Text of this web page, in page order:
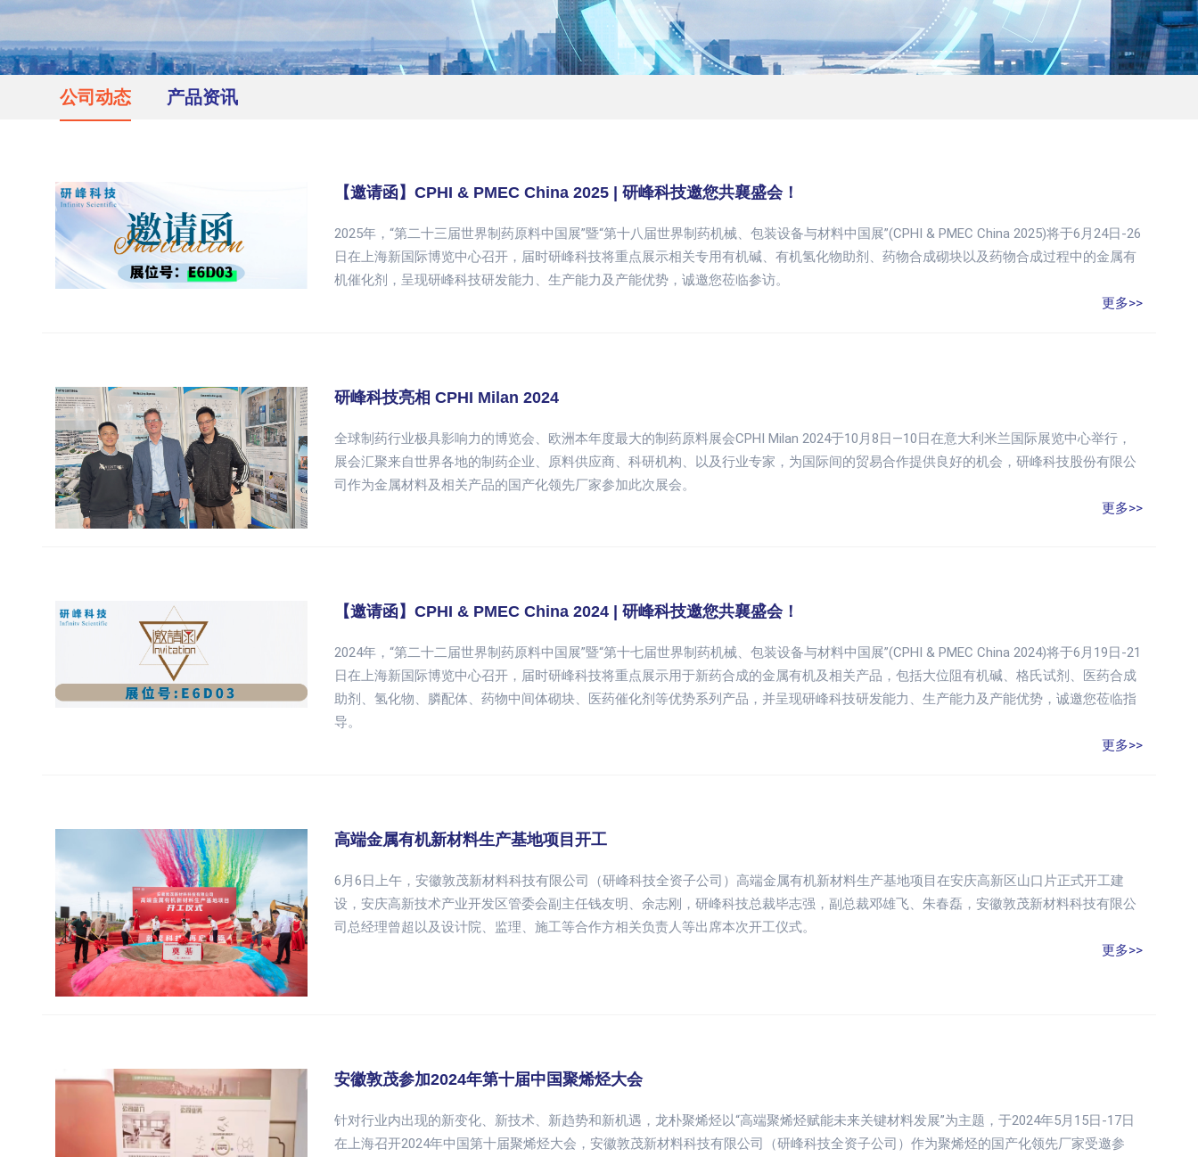
公司动态 产品资讯
【邀请函】CPHI & PMEC China 2025 | 研峰科技邀您共襄盛会！
2025年，“第二十三届世界制药原料中国展”暨“第十八届世界制药机械、包装设备与材料中国展”(CPHI & PMEC China 2025)将于6月24日-26
日在上海新国际博览中心召开，届时研峰科技将重点展示相关专用有机碱、有机氢化物助剂、药物合成砌块以及药物合成过程中的金属有
机催化剂，呈现研峰科技研发能力、生产能力及产能优势，诚邀您莅临参访。
更多>>
研峰科技亮相 CPHI Milan 2024
全球制药行业极具影响力的博览会、欧洲本年度最大的制药原料展会CPHI Milan 2024于10月8日—10日在意大利米兰国际展览中心举行，
展会汇聚来自世界各地的制药企业、原料供应商、科研机构、以及行业专家，为国际间的贸易合作提供良好的机会，研峰科技股份有限公
司作为金属材料及相关产品的国产化领先厂家参加此次展会。
更多>>
【邀请函】CPHI & PMEC China 2024 | 研峰科技邀您共襄盛会！
2024年，“第二十二届世界制药原料中国展”暨“第十七届世界制药机械、包装设备与材料中国展”(CPHI & PMEC China 2024)将于6月19日-21
日在上海新国际博览中心召开，届时研峰科技将重点展示用于新药合成的金属有机及相关产品，包括大位阻有机碱、格氏试剂、医药合成
助剂、氢化物、膦配体、药物中间体砌块、医药催化剂等优势系列产品，并呈现研峰科技研发能力、生产能力及产能优势，诚邀您莅临指
导。
更多>>
高端金属有机新材料生产基地项目开工
6月6日上午，安徽敦茂新材料科技有限公司（研峰科技全资子公司）高端金属有机新材料生产基地项目在安庆高新区山口片正式开工建
设，安庆高新技术产业开发区管委会副主任钱友明、余志刚，研峰科技总裁毕志强，副总裁邓雄飞、朱春磊，安徽敦茂新材料科技有限公
司总经理曾超以及设计院、监理、施工等合作方相关负责人等出席本次开工仪式。
更多>>
安徽敦茂参加2024年第十届中国聚烯烃大会
针对行业内出现的新变化、新技术、新趋势和新机遇，龙朴聚烯烃以“高端聚烯烃赋能未来关键材料发展”为主题，于2024年5月15日-17日
在上海召开2024年中国第十届聚烯烃大会，安徽敦茂新材料科技有限公司（研峰科技全资子公司）作为聚烯烃的国产化领先厂家受邀参